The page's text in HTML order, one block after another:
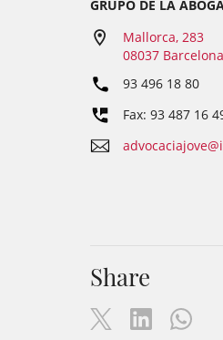
GRUPO DE LA
Mallorca, 283
08037
93 496 18 80
Fax: 93 487 16
Share